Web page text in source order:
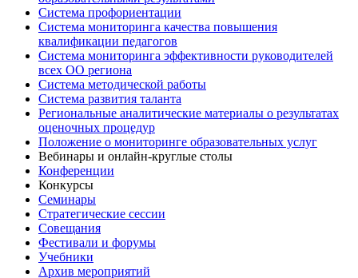
Система профориентации
Система мониторинга качества повышения
квалификации педагогов
Система мониторинга эффективности руководителей
всех ОО региона
Система методической работы
Система развития таланта
Региональные аналитические материалы о результатах
оценочных процедур
Положение о мониторинге образовательных услуг
Вебинары и онлайн-круглые столы
Конференции
Конкурсы
Семинары
Стратегические сессии
Совещания
Фестивали и форумы
Учебники
Архив мероприятий